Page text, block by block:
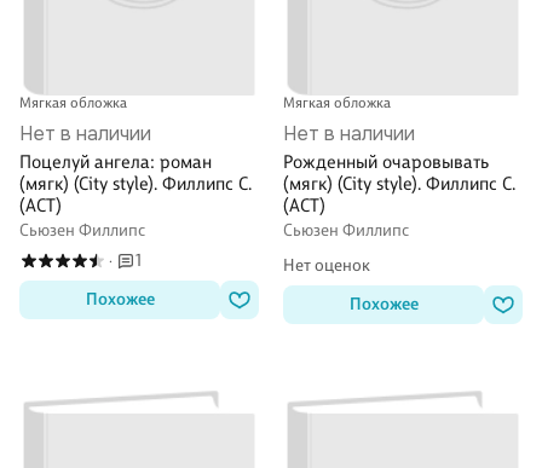
Мягкая обложка
Нет в наличии
Поцелуй ангела: роман
(мягк) (City style). Филлипс С.
(АСТ)
Сьюзен Филлипс
·
1
Похожее
Мягкая обложка
Нет в наличии
Рожденный очаровывать
(мягк) (City style). Филлипс С.
(АСТ)
Сьюзен Филлипс
Нет оценок
Похожее